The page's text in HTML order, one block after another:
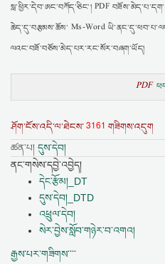
སླ་ཕྱིར་དེབ་ཨང་བཀོད་ཅིང་། PDF
ཆེད་དུ་བརྩམས་ཆོས་ Ms-Word
ལའང་བཟོ་བཅོས་མེད་པར་རང་སོར་བཞག་ཡོད།
PDF
ཤོག་ངོས་འདི་ལ་ཐེངས་3161 གཟིགས་འདུག
ཚན་པ། དུས་དེབ།
ནང་གསེས་དབྱེ་འབྱེད།
དེང་རྩོམ།_DT
དུས་དེབ།_DTD
འཕྲུལ་དེབ།
སེར་བྱེས་སློབ་གཉེར་བ་འགའ།
རྒྱས་པར་གཟིགས་་་་